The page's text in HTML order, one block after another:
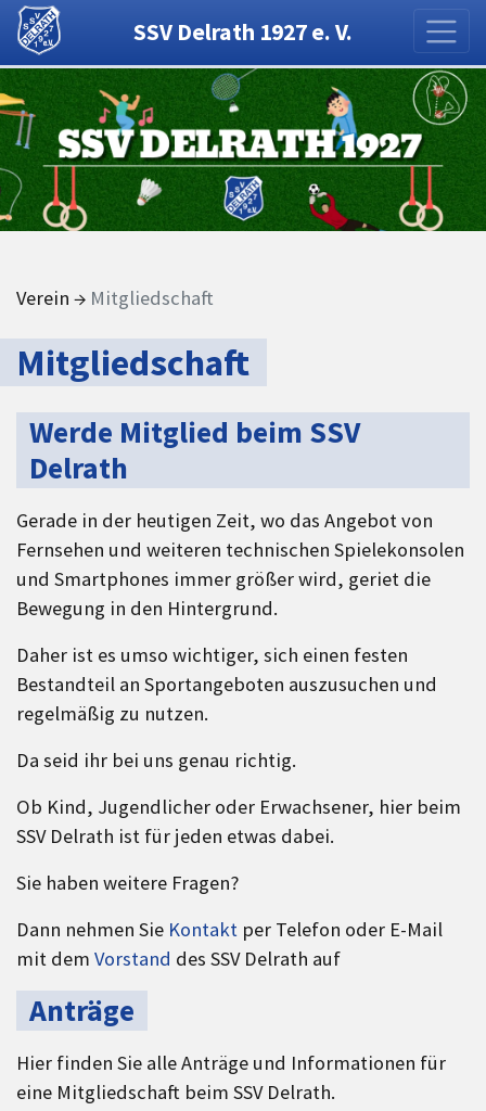
SSV Delrath 1927 e. V.
Verein → Mitgliedschaft
Mitgliedschaft
Werde Mitglied beim SSV
Delrath
Gerade in der heutigen Zeit, wo das Angebot von
Fernsehen und weiteren technischen Spielekonsolen
und Smartphones immer größer wird, geriet die
Bewegung in den Hintergrund.
Daher ist es umso wichtiger, sich einen festen
Bestandteil an Sportangeboten auszusuchen und
regelmäßig zu nutzen.
Da seid ihr bei uns genau richtig.
Ob Kind, Jugendlicher oder Erwachsener, hier beim
SSV Delrath ist für jeden etwas dabei.
Sie haben weitere Fragen?
Dann nehmen Sie Kontakt per Telefon oder E-Mail
mit dem Vorstand des SSV Delrath auf
Anträge
Hier finden Sie alle Anträge und Informationen für
eine Mitgliedschaft beim SSV Delrath.